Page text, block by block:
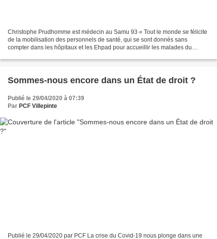
Christophe Prudhomme est médecin au Samu 93 « Tout le monde se félicite
de la mobilisation des personnels de santé, qui se sont donnés sans
compter dans les hôpitaux et les Ehpad pour accueillir les malades du
Sommes-nous encore dans un État de droit ?
Publié le 29/04/2020 à 07:39
Par PCF Villepinte
Publié le 29/04/2020 par PCF La crise du Covid-19 nous plonge dans une